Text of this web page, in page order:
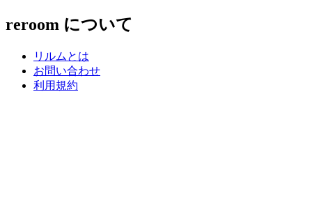
reroom について
リルムとは
お問い合わせ
利用規約